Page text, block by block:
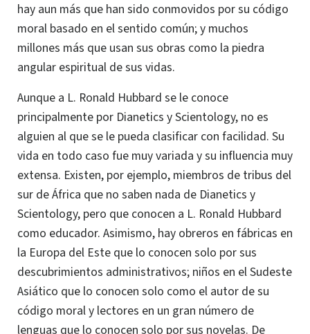
hay aun más que han sido conmovidos por su código
moral basado en el sentido común; y muchos
millones más que usan sus obras como la piedra
angular espiritual de sus vidas.
Aunque a L. Ronald Hubbard se le conoce
principalmente por Dianetics y Scientology, no es
alguien al que se le pueda clasificar con facilidad. Su
vida en todo caso fue muy variada y su influencia muy
extensa. Existen, por ejemplo, miembros de tribus del
sur de África que no saben nada de Dianetics y
Scientology, pero que conocen a L. Ronald Hubbard
como educador. Asimismo, hay obreros en fábricas en
la Europa del Este que lo conocen solo por sus
descubrimientos administrativos; niños en el Sudeste
Asiático que lo conocen solo como el autor de su
código moral y lectores en un gran número de
lenguas que lo conocen solo por sus novelas. De